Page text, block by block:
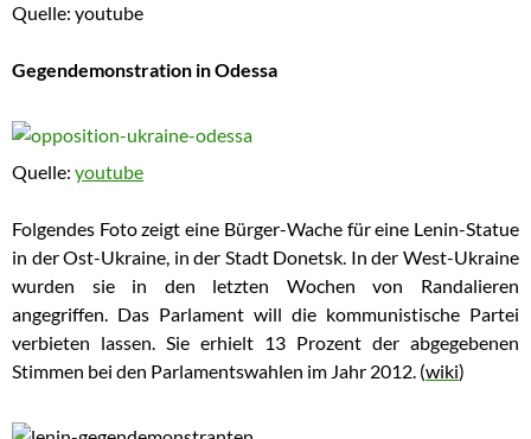
Quelle: youtube
Gegendemonstration in Odessa
Quelle: youtube
Folgendes Foto zeigt eine Bürger-Wache für eine Lenin-Statue
in der Ost-Ukraine, in der Stadt Donetsk. In der West-Ukraine
wurden sie in den letzten Wochen von Randalieren
angegriffen. Das Parlament will die kommunistische Partei
verbieten lassen. Sie erhielt 13 Prozent der abgegebenen
Stimmen bei den Parlamentswahlen im Jahr 2012. (wiki)